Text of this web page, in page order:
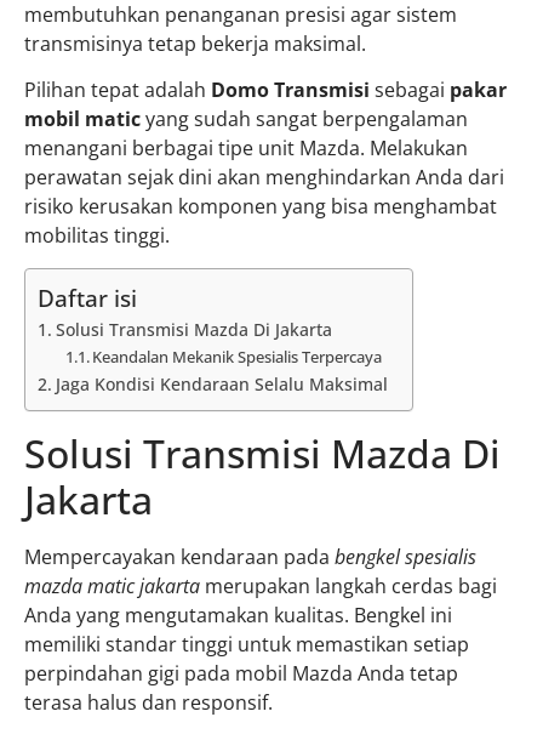
membutuhkan penanganan presisi agar sistem
transmisinya tetap bekerja maksimal.
Pilihan tepat adalah Domo Transmisi sebagai pakar
mobil maticyang sudah sangat berpengalaman
menangani berbagai tipe unit Mazda. Melakukan
perawatan sejak dini akan menghindarkan Anda dari
risiko kerusakan komponen yang bisa menghambat
mobilitas tinggi.
Daftar isi
Solusi Transmisi Mazda Di Jakarta
Keandalan Mekanik Spesialis Terpercaya
Jaga Kondisi Kendaraan Selalu Maksimal
Solusi Transmisi Mazda Di
Jakarta
Mempercayakan kendaraan pada bengkel spesialis
mazda matic jakarta merupakan langkah cerdas bagi
Anda yang mengutamakan kualitas. Bengkel ini
memiliki standar tinggi untuk memastikan setiap
perpindahan gigi pada mobil Mazda Anda tetap
terasa halus dan responsif.